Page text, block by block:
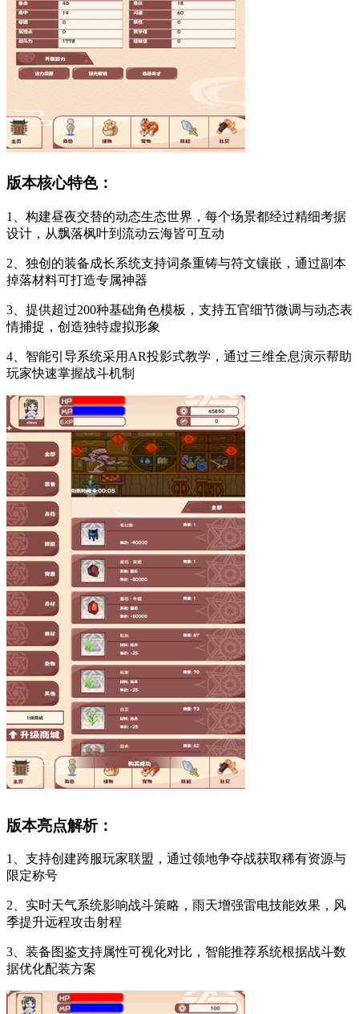
版本核心特色：
1、构建昼夜交替的动态生态世界，每个场景都经过精细考据
设计，从飘落枫叶到流动云海皆可互动
2、独创的装备成长系统支持词条重铸与符文镶嵌，通过副本
掉落材料可打造专属神器
3、提供超过200种基础角色模板，支持五官细节微调与动态表
情捕捉，创造独特虚拟形象
4、智能引导系统采用AR投影式教学，通过三维全息演示帮助
玩家快速掌握战斗机制
版本亮点解析：
1、支持创建跨服玩家联盟，通过领地争夺战获取稀有资源与
限定称号
2、实时天气系统影响战斗策略，雨天增强雷电技能效果，风
季提升远程攻击射程
3、装备图鉴支持属性可视化对比，智能推荐系统根据战斗数
据优化配装方案